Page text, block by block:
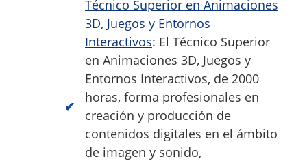
Técnico Superior en Animaciones
3D, Juegos y Entornos
Interactivos: El Técnico Superior
en Animaciones 3D, Juegos y
Entornos Interactivos, de 2000
horas, forma profesionales en
creación y producción de
contenidos digitales en el ámbito
de imagen y sonido,